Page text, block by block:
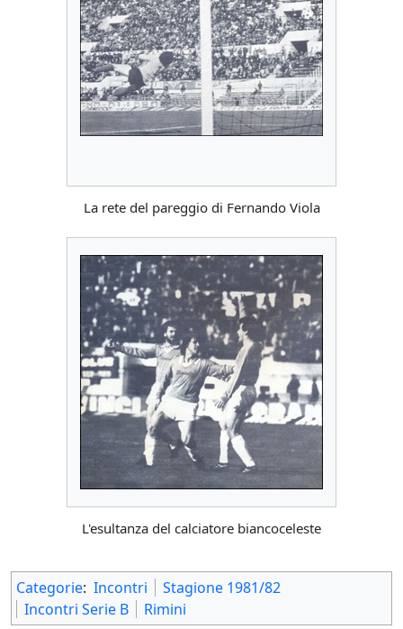
La rete del pareggio di Fernando Viola
L'esultanza del calciatore biancoceleste
Categorie: Incontri
Stagione 1981/82
Incontri Serie B
Rimini